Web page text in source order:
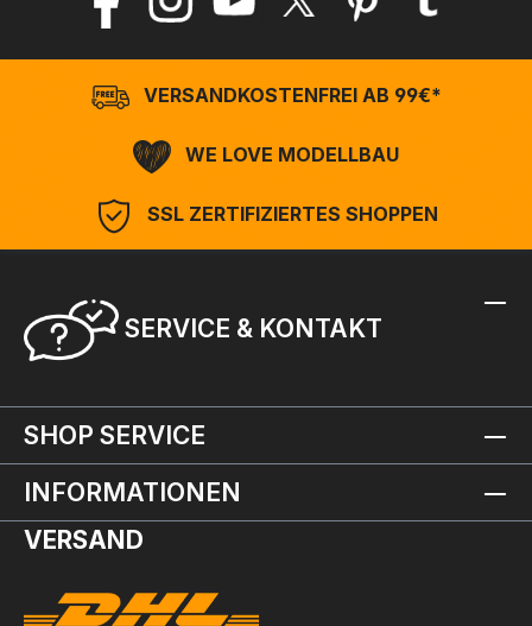
VERSANDKOSTENFREI AB 99€*
WE LOVE MODELLBAU
SSL ZERTIFIZIERTES SHOPPEN
SERVICE & KONTAKT
SHOP SERVICE
INFORMATIONEN
VERSAND